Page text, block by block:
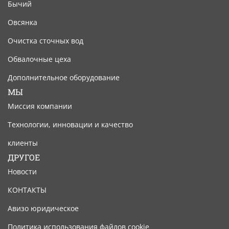
Бычий
Овсянка
Очистка сточных вод
Обвалочные цеха
Дополнительное оборудование
МЫ
Миссия компании
Технологии, инновации и качество
клиенты
ДРУГОЕ
Новости
КОНТАКТЫ
Авизо юридическое
Политика использования файлов cookie